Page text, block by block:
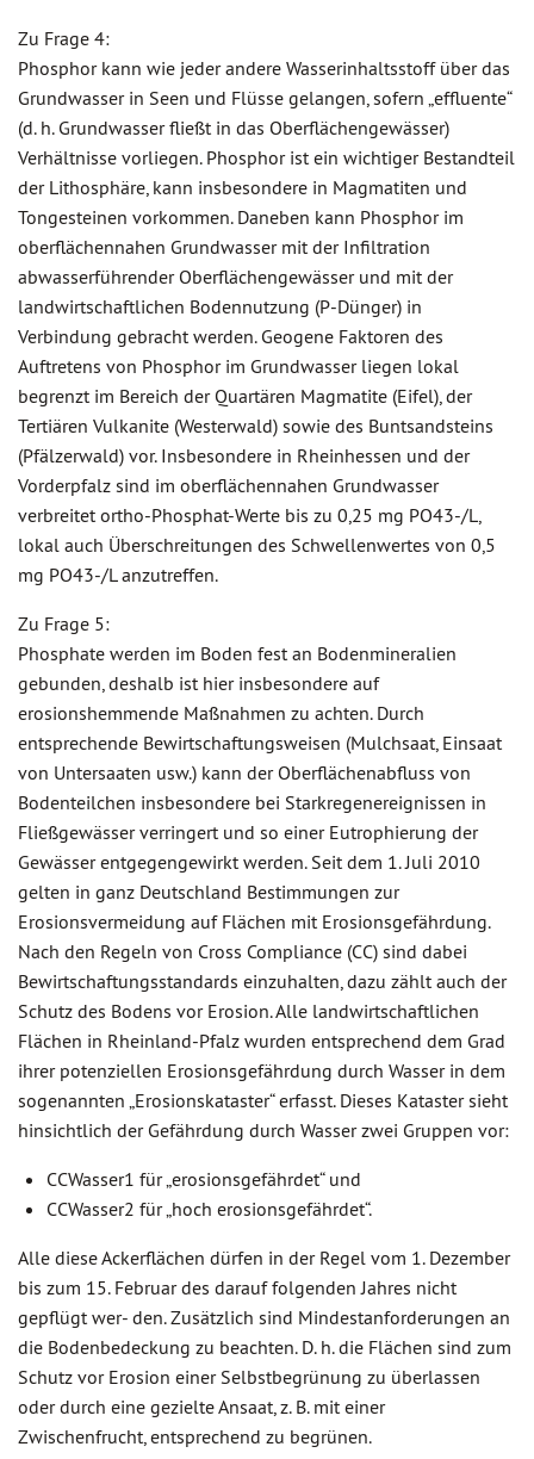
Zu Frage 4:
Phosphor kann wie jeder andere Wasserinhaltsstoff über das
Grundwasser in Seen und Flüsse gelangen, sofern „effluente“
(d. h. Grundwasser fließt in das Oberflächengewässer)
Verhältnisse vorliegen. Phosphor ist ein wichtiger Bestandteil
der Lithosphäre, kann insbesondere in Magmatiten und
Tongesteinen vorkommen. Daneben kann Phosphor im
oberflächennahen Grundwasser mit der Infiltration
abwasserführender Oberflächengewässer und mit der
landwirtschaftlichen Bodennutzung (P-Dünger) in
Verbindung gebracht werden. Geogene Faktoren des
Auftretens von Phosphor im Grundwasser liegen lokal
begrenzt im Bereich der Quartären Magmatite (Eifel), der
Tertiären Vulkanite (Westerwald) sowie des Buntsandsteins
(Pfälzerwald) vor. Insbesondere in Rheinhessen und der
Vorderpfalz sind im oberflächennahen Grundwasser
verbreitet ortho-Phosphat-Werte bis zu 0,25 mg PO43-/L,
lokal auch Überschreitungen des Schwellenwertes von 0,5
mg PO43-/L anzutreffen.
Zu Frage 5:
Phosphate werden im Boden fest an Bodenmineralien
gebunden, deshalb ist hier insbesondere auf
erosionshemmende Maßnahmen zu achten. Durch
entsprechende Bewirtschaftungsweisen (Mulchsaat, Einsaat
von Untersaaten usw.) kann der Oberflächenabfluss von
Bodenteilchen insbesondere bei Starkregenereignissen in
Fließgewässer verringert und so einer Eutrophierung der
Gewässer entgegengewirkt werden. Seit dem 1. Juli 2010
gelten in ganz Deutschland Bestimmungen zur
Erosionsvermeidung auf Flächen mit Erosionsgefährdung.
Nach den Regeln von Cross Compliance (CC) sind dabei
Bewirtschaftungsstandards einzuhalten, dazu zählt auch der
Schutz des Bodens vor Erosion. Alle landwirtschaftlichen
Flächen in Rheinland-Pfalz wurden entsprechend dem Grad
ihrer potenziellen Erosionsgefährdung durch Wasser in dem
sogenannten „Erosionskataster“ erfasst. Dieses Kataster sieht
hinsichtlich der Gefährdung durch Wasser zwei Gruppen vor:
CCWasser1 für „erosionsgefährdet“ und
CCWasser2 für „hoch erosionsgefährdet“.
Alle diese Ackerflächen dürfen in der Regel vom 1. Dezember
bis zum 15. Februar des darauf folgenden Jahres nicht
gepflügt wer- den. Zusätzlich sind Mindestanforderungen an
die Bodenbedeckung zu beachten. D. h. die Flächen sind zum
Schutz vor Erosion einer Selbstbegrünung zu überlassen
oder durch eine gezielte Ansaat, z. B. mit einer
Zwischenfrucht, entsprechend zu begrünen.